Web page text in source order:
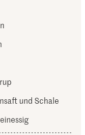
und Schale